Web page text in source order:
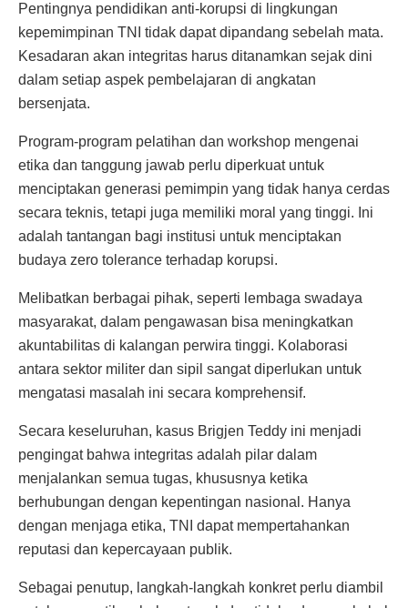
Pentingnya pendidikan anti-korupsi di lingkungan
kepemimpinan TNI tidak dapat dipandang sebelah mata.
Kesadaran akan integritas harus ditanamkan sejak dini
dalam setiap aspek pembelajaran di angkatan
bersenjata.
Program-program pelatihan dan workshop mengenai
etika dan tanggung jawab perlu diperkuat untuk
menciptakan generasi pemimpin yang tidak hanya cerdas
secara teknis, tetapi juga memiliki moral yang tinggi. Ini
adalah tantangan bagi institusi untuk menciptakan
budaya zero tolerance terhadap korupsi.
Melibatkan berbagai pihak, seperti lembaga swadaya
masyarakat, dalam pengawasan bisa meningkatkan
akuntabilitas di kalangan perwira tinggi. Kolaborasi
antara sektor militer dan sipil sangat diperlukan untuk
mengatasi masalah ini secara komprehensif.
Secara keseluruhan, kasus Brigjen Teddy ini menjadi
pengingat bahwa integritas adalah pilar dalam
menjalankan semua tugas, khususnya ketika
berhubungan dengan kepentingan nasional. Hanya
dengan menjaga etika, TNI dapat mempertahankan
reputasi dan kepercayaan publik.
Sebagai penutup, langkah-langkah konkret perlu diambil